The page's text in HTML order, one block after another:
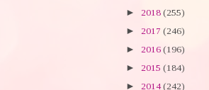
► 2018 (255)
► 2017 (246)
► 2016 (196)
► 2015 (184)
► 2014(242)